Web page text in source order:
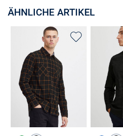
ÄHNLICHE ARTIKEL